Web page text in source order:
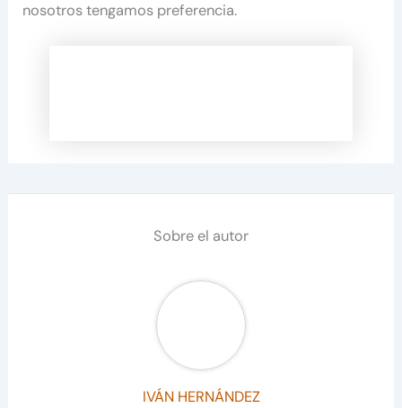
nosotros tengamos preferencia.
Sobre el autor
IVÁN HERNÁNDEZ